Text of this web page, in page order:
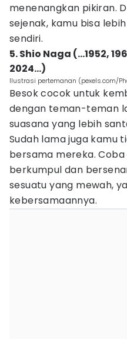
menenangkan pikiran.
sejenak, kamu bisa
sendiri.
5. Shio Naga (…1952,
2024…)
Ilustrasi pertemanan (pexels.com/
Besok cocok untuk
dengan teman-teman
suasana yang lebih
Sudah lama juga kamu
bersama mereka.
berkumpul dan
sesuatu yang mewah,
kebersamaannya.